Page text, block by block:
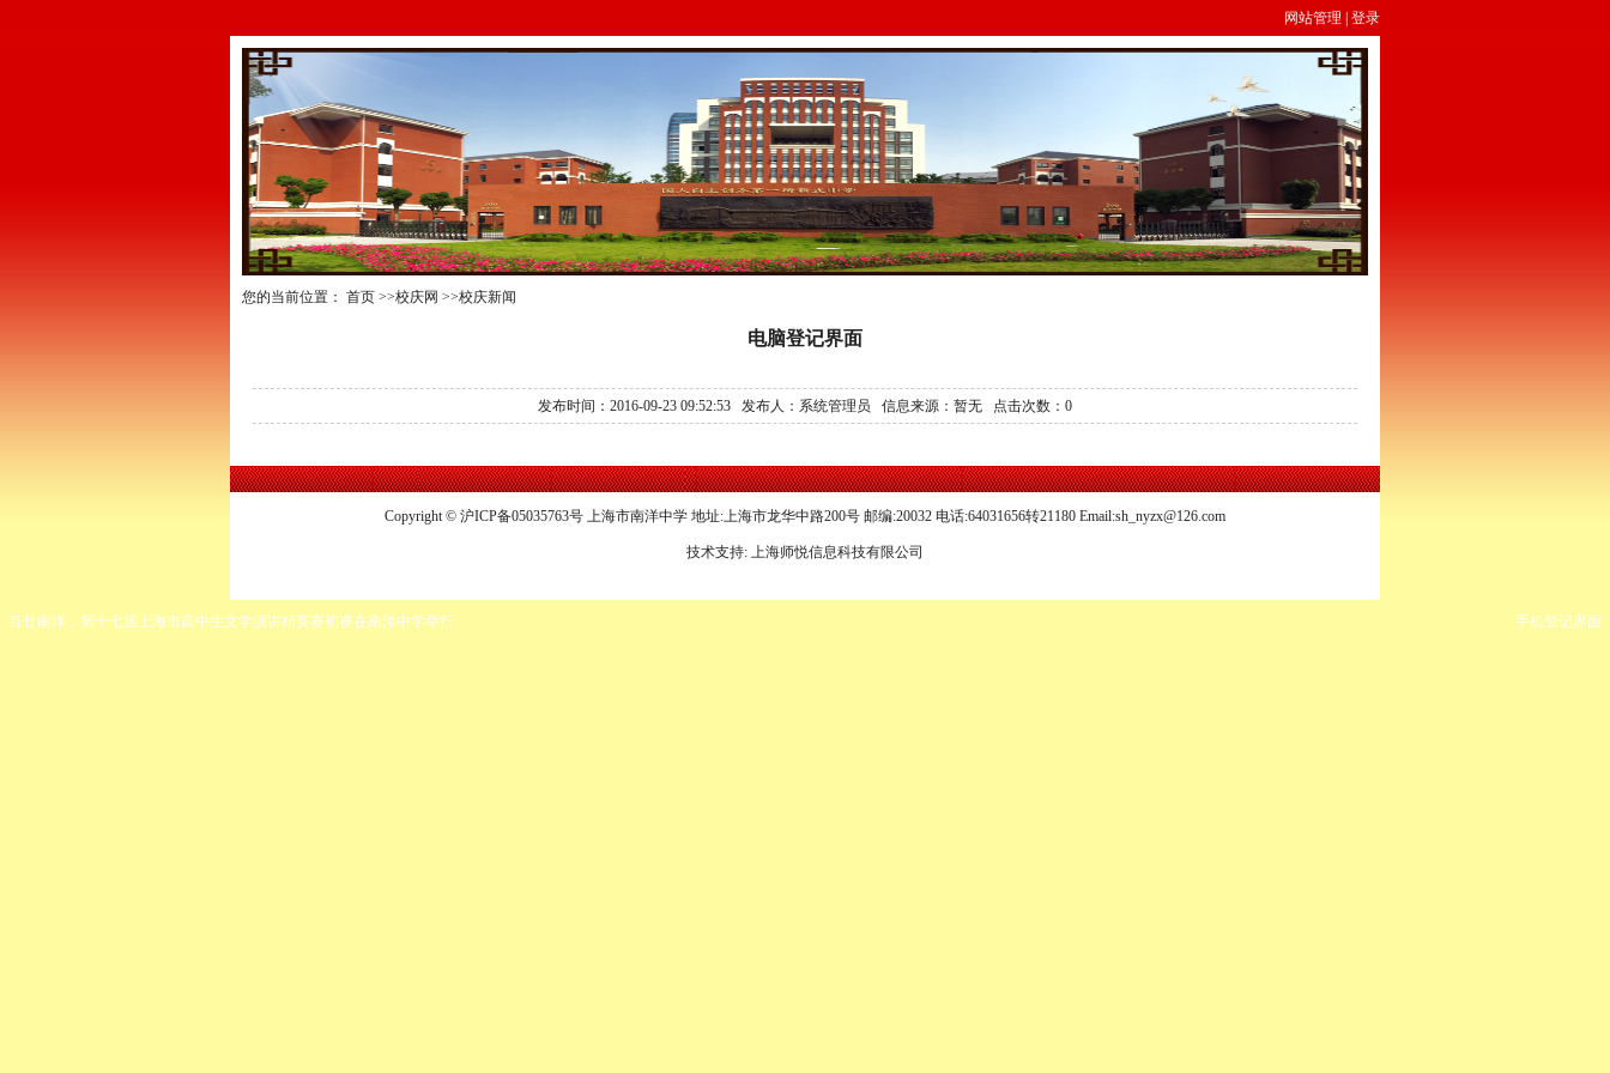
网站管理 登录
您的当前位置： 首页 >>校庆网 >>校庆新闻
电脑登记界面
发布时间：2016-09-23 09:52:53 发布人：系统管理员 信息来源：暂无 点击次数： 0
Copyright © 沪ICP备05035763号 上海市南洋中学 地址:上海市龙华中路200号 邮编:20032 电话:64031656转21180 Email:sh_nyzx@126.com
技术支持: 上海师悦信息科技有限公司
百廿南洋，第十七届上海市高中生文学演讲精英赛初赛在南洋中学举行 手机登记界面